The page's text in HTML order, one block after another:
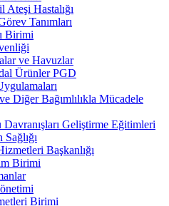
Ateşi Hastalığı
Tanımları
Birimi
ve Havuzlar
Ürünler PGD
Diğer Bağımlılıkla Mücadele
Davranışları Geliştirme Eğitimleri
Sağlığı
Başkanlığı
Birimi
Birimi